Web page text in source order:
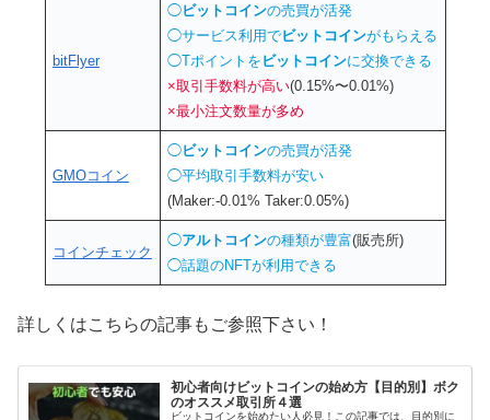
bitFlyer
◯ビットコインの売買が活発
◯サービス利用でビットコインがもらえる
◯Tポイントを ビットコインに交換できる
×取引手数料が高い(0.15%〜0.01%)
×最小注文数量が多め
GMOコイン
◯ビットコインの売買が活発
◯平均取引手数料が安い
(Maker:-0.01% Taker:0.05%)
コインチェック
◯アルトコインの種類が豊富(販売所)
◯話題のNFTが利用できる
詳しくはこちらの記事もご参照下さい！
初心者向けビットコインの始め方【目的別】ボク
のオススメ取引所４選
ビットコインを始めたい人必見！この記事では、目的別に